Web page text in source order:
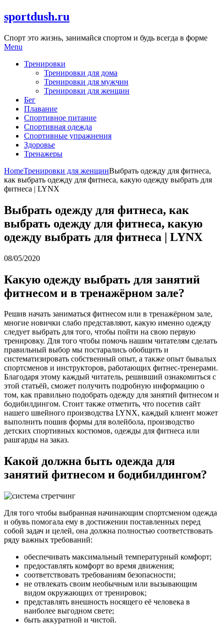
Skip
to
sportdush.ru
Спорт это жизнь, занимайся спортом и будь всегда в форме
Menu
Тренировки
Тренировки для дома
Тренировки для мужчин
Тренировки для женщин
Бег
Плавание
Спортивное питание
Спортивная одежда
Спортивные упражнения
Здоровье
Тренажеры
HomeТренировки для женщинВыбрать одежду для фитнеса,
как выбрать одежду для фитнеса, какую одежду выбрать для
фитнеса | LYNX
Выбрать одежду для фитнеса, как
выбрать одежду для фитнеса, какую
одежду выбрать для фитнеса | LYNX
08/05/2020
Какую одежду выбрать для занятий
фитнесом и в тренажёрном зале?
Решив начать заниматься фитнесом или в тренажёрном зале,
многие новички слабо представляют, какую именно одежду
следует выбрать для того, чтобы пойти на свою первую
тренировку. Для того чтобы помочь нашим читателям сделать
правильный выбор мы постарались обобщить и
систематизировать собственный опыт, а также опыт бывалых
спортсменов и инструкторов, работающих фитнес-тренерами.
Благодаря этому каждый читатель, решивший ознакомиться с
этой статьёй, сможет получить подробную информацию о
том, как правильно подобрать одежду для занятий фитнесом и
бодибилдингом. Стоит также отметить, что посетив сайт
нашего швейного производства LYNX, каждый клиент может
выполнить пошив формы для волейбола, производство
детских спортивных костюмов, одежды для фитнеса или
рашгарды на заказ.
Какой должна быть одежда для
занятий фитнесом и бодибилдингом?
Для того чтобы выбранная начинающим спортсменом одежда
и обувь помогала ему в достижении поставленных перед
собой задач и целей, она должна полностью соответствовать
ряду важных требований:
обеспечивать максимальный температурный комфорт;
предоставлять комфорт во время движения;
соответствовать требованиям безопасности;
не отвлекать своим необычным или вызывающим
видом окружающих от тренировок;
представлять внешность носящего её человека в
наиболее выгодном свете;
быть аккуратной и чистой.